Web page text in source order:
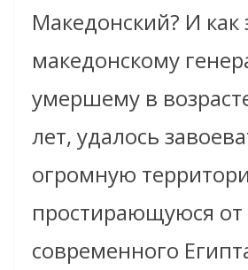
Македонский? И как
македонскому
умершему в
лет, удалось
огромную
простирающуюся
современного